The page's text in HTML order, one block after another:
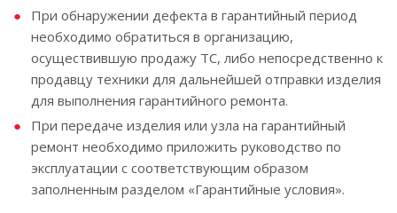
При обнаружении дефекта в гарантийный период
необходимо обратиться в организацию,
осуществившую продажу ТС, либо непосредственно к
продавцу техники для дальнейшей отправки изделия
для выполнения гарантийного ремонта.
При передаче изделия или узла на гарантийный
ремонт необходимо приложить руководство по
эксплуатации с соответствующим образом
заполненным разделом «Гарантийные условия».